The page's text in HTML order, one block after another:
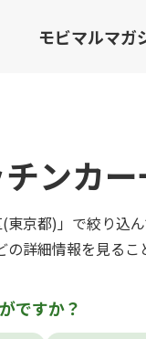
モビマルマガ
ンカ
京都)」で絞り込
詳細情報を見るこ
ですか？